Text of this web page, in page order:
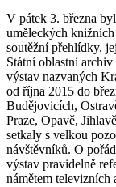
V pátek 3. března
uměleckých
soutěžní přehlídky,
Státní oblastní
výstav nazvaných
od října 2015 do
Budějovicích,
Praze, Opavě,
setkaly s velkou
návštěvníků. O
výstav pravidelně
námětem televizních